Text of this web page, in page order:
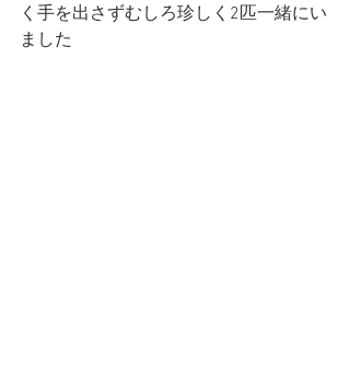
く手を出さずむしろ珍しく2匹一緒にい
ました